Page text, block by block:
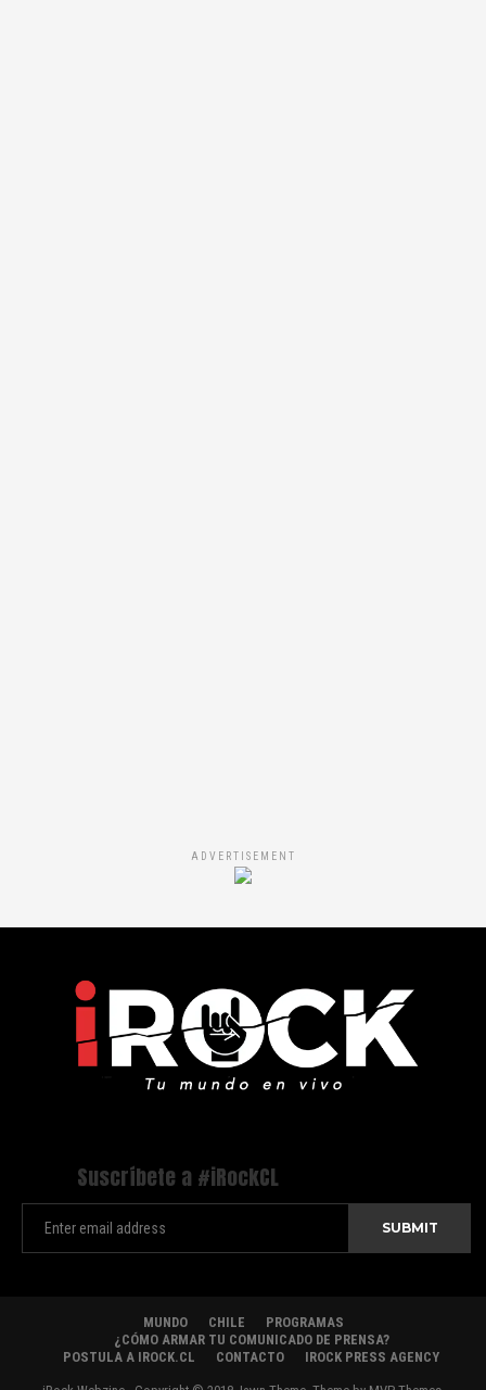
ADVERTISEMENT
Suscríbete a #iRockCL
MUNDO CHILE
PROGRAMAS
¿CÓMO ARMAR TU COMUNICADO DE PRENSA?
POSTULA A IROCK.CL
CONTACTO IROCK PRESS AGENCY